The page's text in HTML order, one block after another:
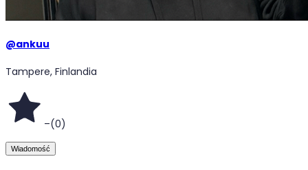
@ankuu
Tampere, Finlandia
–(0)
Wiadomość